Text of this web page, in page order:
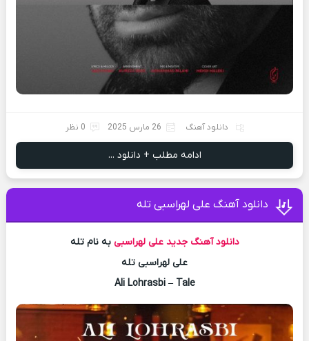
دانلود آهنگ 26 مارس 2025 0 نظر
ادامه مطلب + دانلود ...
دانلود آهنگ علی لهراسبی تله
دانلود آهنگ جدید علی لهراسبی به نام تله
علی لهراسبی تله
Ali Lohrasbi – Tale